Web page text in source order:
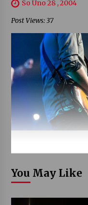
So Úno 28 , 2004
Post Views: 37
You May Like